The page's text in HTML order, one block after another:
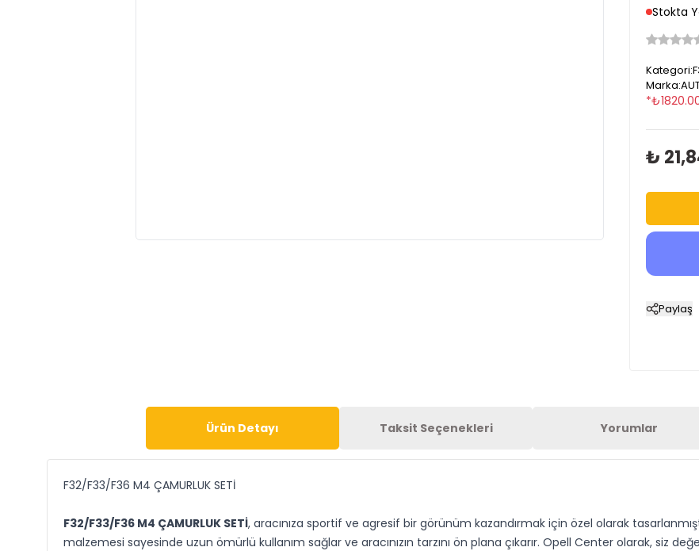
Stokta
Kategori:
Marka:
*₺
₺
Paylaş
Ürün Detayı Taksit Seçenekleri Yorumlar
F32/F33/F36 M4 ÇAMURLUK SETİ
F32/F33/F36 M4 ÇAMURLUK SETİ, aracınıza sportif ve agresif bir görünüm kazandırmak için özel olarak
malzemesi sayesinde uzun ömürlü kullanım sağlar ve aracınızın tarzını ön plana çıkarır. Opell Center olarak, siz